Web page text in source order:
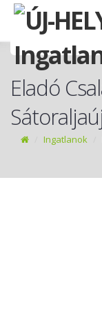
Eladó
Ingatlanok